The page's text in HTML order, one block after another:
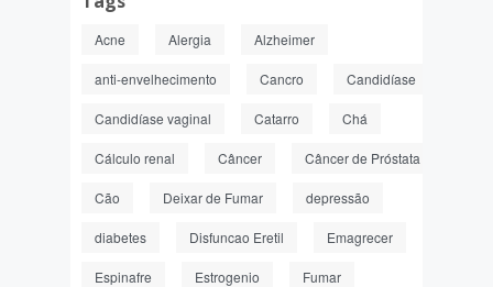
Acne Alergia Alzheimer
anti-envelhecimento Cancro Candidíase
Candidíase vaginal Catarro Chá
Cálculo renal Câncer Câncer de Próstata
Cão Deixar de Fumar depressão
diabetes Disfuncao Eretil Emagrecer
Espinafre Estrogenio Fumar